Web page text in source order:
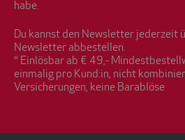
habe.
Du kannst den Newsletter jederzeit
Newsletter abbestellen.
* Einlösbar ab € 49,-
einmalig pro Kund:in, nicht
Versicherungen, keine Barablöse